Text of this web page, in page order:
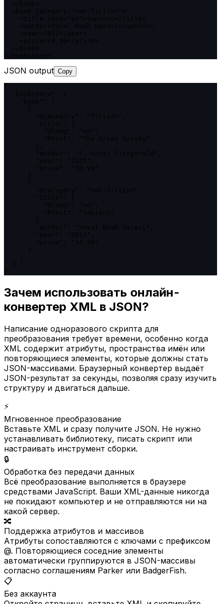
JSON output Copy
Зачем использовать онлайн-
конвертер XML в JSON?
Написание одноразового скрипта для
преобразования требует времени, особенно когда
XML содержит атрибуты, пространства имён или
повторяющиеся элементы, которые должны стать
JSON-массивами. Браузерный конвертер выдаёт
JSON-результат за секунды, позволяя сразу изучить
структуру и двигаться дальше.
⚡
Мгновенное преобразование
Вставьте XML и сразу получите JSON. Не нужно
устанавливать библиотеку, писать скрипт или
настраивать инструмент сборки.
🔒
Обработка без передачи данных
Всё преобразование выполняется в браузере
средствами JavaScript. Ваши XML-данные никогда
не покидают компьютер и не отправляются ни на
какой сервер.
🔀
Поддержка атрибутов и массивов
Атрибуты сопоставляются с ключами с префиксом
@. Повторяющиеся соседние элементы
автоматически группируются в JSON-массивы
согласно соглашениям Parker или BadgerFish.
📋
Без аккаунта